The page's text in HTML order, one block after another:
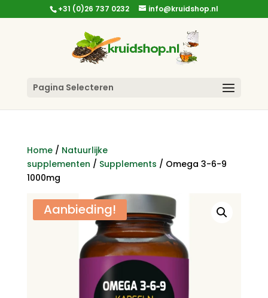
+31 (0)26 737 0232 info@kruidshop.nl
Pagina Selecteren
Home/ Natuurlijke
supplementen / Supplements / Omega 3-6-9
1000mg
Aanbieding!